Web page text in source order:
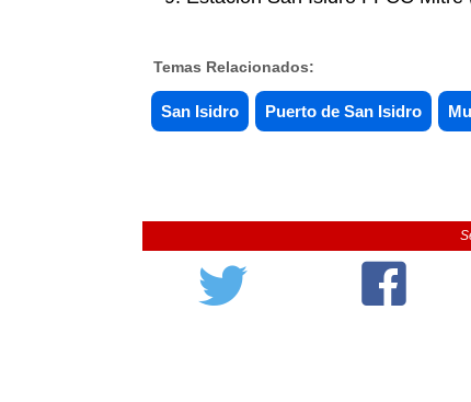
Temas Relacionados:
San Isidro Puerto de San Isidro